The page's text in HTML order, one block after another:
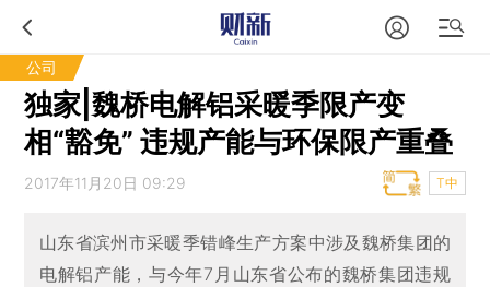
公司
独家|魏桥电解铝采暖季限产变
相“豁免” 违规产能与环保限产重叠
2017年11月20日 09:29 T中
山东省滨州市采暖季错峰生产方案中涉及魏桥集团的
电解铝产能，与今年7月山东省公布的魏桥集团违规